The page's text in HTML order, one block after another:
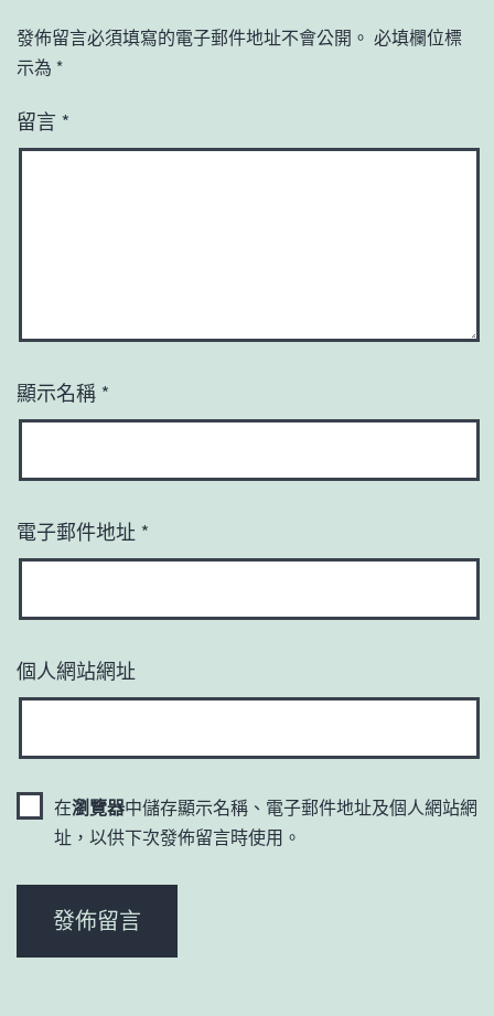
發佈留言必須填寫的電子郵件地址不會公開。 必填欄位標
示為 *
留言 *
顯示名稱 *
電子郵件地址 *
個人網站網址
在瀏覽器中儲存顯示名稱、電子郵件地址及個人網站網
址，以供下次發佈留言時使用。